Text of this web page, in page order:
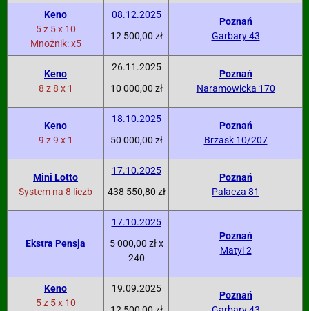
Keno
5 z 5 x 10
Mnożnik: x5
08.12.2025
12 500,00 zł
Poznań
Garbary 43
Keno
8 z 8 x 1
26.11.2025
10 000,00 zł
Poznań
Naramowicka 170
Keno
9 z 9 x 1
18.10.2025
50 000,00 zł
Poznań
Brzask 10/207
Mini Lotto
System na 8 liczb
17.10.2025
438 550,80 zł
Poznań
Palacza 81
Ekstra Pensja
17.10.2025
5 000,00 zł x
240
Poznań
Matyi 2
Keno
5 z 5 x 10
19.09.2025
Poznań